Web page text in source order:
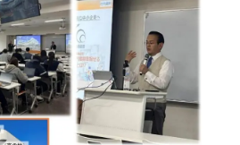
Resilience Lab.